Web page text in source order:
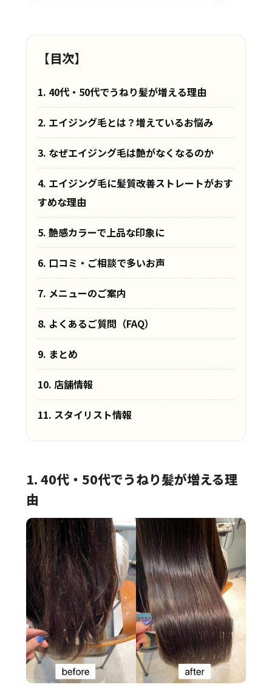
【目次】
1. 40代・50代でうねり髪が増える理由
2. エイジング毛とは？増えているお悩み
3. なぜエイジング毛は艶がなくなるのか
4. エイジング毛に髪質改善ストレートがおす
すめな理由
5. 艶感カラーで上品な印象に
6. 口コミ・ご相談で多いお声
7. メニューのご案内
8. よくあるご質問（FAQ）
9. まとめ
10. 店舗情報
11. スタイリスト情報
1. 40代・50代でうねり髪が増える理
由